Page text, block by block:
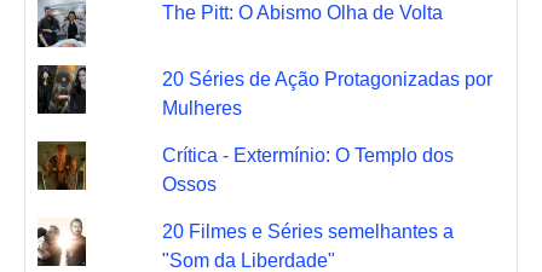
The Pitt: O Abismo Olha de Volta
20 Séries de Ação Protagonizadas por
Mulheres
Crítica - Extermínio: O Templo dos
Ossos
20 Filmes e Séries semelhantes a
"Som da Liberdade"